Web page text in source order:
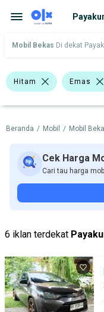
Mobil Bekas Di dekat
Hitam Emas
>1.000 - 1.500 Cc
Sedan Hyundai
Toyota Corolla
Harga Merek
Tipe Bodi Tipe
Beranda / Mobil / Mobil
Cek Harga
Cari tau harga
6 iklan terdekat